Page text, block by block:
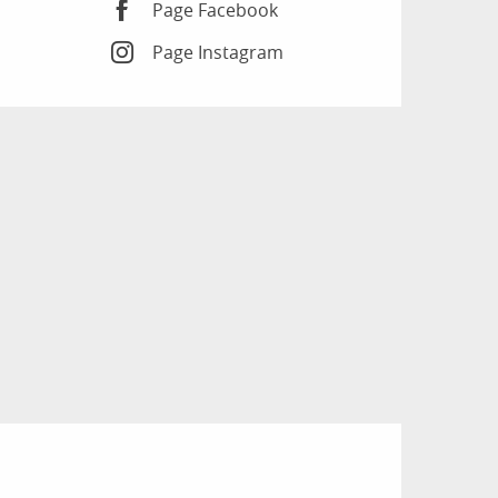
Page Facebook
Page Instagram